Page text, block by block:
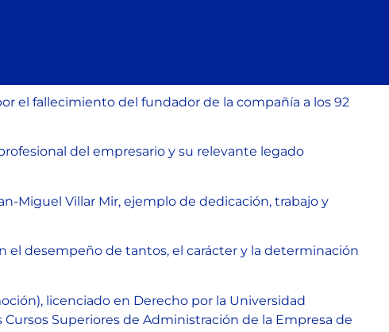
el fallecimiento del fundador de la compañía a los 92
del empresario y su relevante legado
Miguel Villar Mir, ejemplo de dedicación, trabajo y
el desempeño de tantos, el carácter y la determinación
licenciado en Derecho por la Universidad
Superiores de Administración de la Empresa de